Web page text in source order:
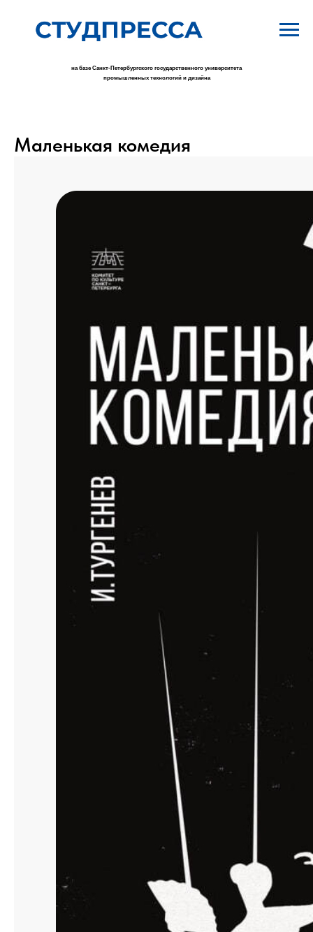
на базе Санкт-Петербургского государственного университета
промышленных технологий и дизайна
Маленькая комедия